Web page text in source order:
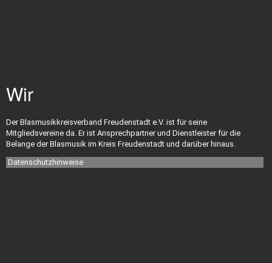
Ehrungsordnung
Satzung
Wir
Der Blasmusikkreisverband Freudenstadt e.V. ist für seine
Mitgliedsvereine da. Er ist Ansprechpartner und Dienstleister für die
Belange der Blasmusik im Kreis Freudenstadt und darüber hinaus.
Datenschutzhinweise